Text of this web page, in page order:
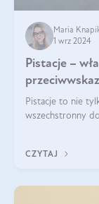
Maria
1 wrz 2024
Pistacje –
Pistacje to nie
wszechstronny
CZYTAJ